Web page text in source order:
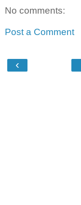
No comments:
Post a Comment
‹